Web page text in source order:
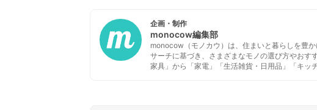
企画・制作
monocow編集部
monocow（モノカウ）は、住まいと暮らしを豊
サーチに基づき、さまざまなモノの選び方やおす
家具」から「家電」「生活雑貨・日用品」「キッ